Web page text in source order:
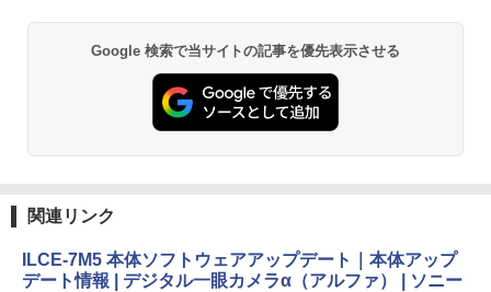
Google 検索で当サイトの記事を優先表示させる
関連リンク
ILCE-7M5 本体ソフトウェアアップデート｜本体アップ
デート情報 | デジタル一眼カメラα（アルファ） | ソニー